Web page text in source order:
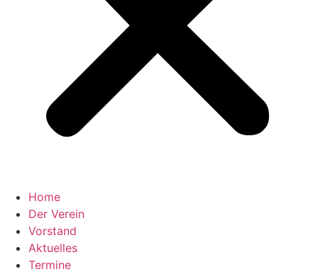
Home
Der Verein
Vorstand
Aktuelles
Termine